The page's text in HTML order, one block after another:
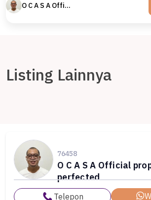
O C A S A Official property perfected
Listing Lainnya
76458
O C A S A Official
perfected
Telepon